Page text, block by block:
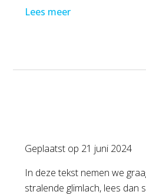
Lees meer
Geplaatst op 21 juni 2024
In deze tekst nemen we
stralende glimlach, lees